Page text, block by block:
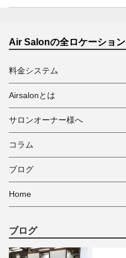
Air Salonの全ロケーション
料金システム
Airsalonとは
サロンオーナー様へ
コラム
ブログ
Home
ブログ